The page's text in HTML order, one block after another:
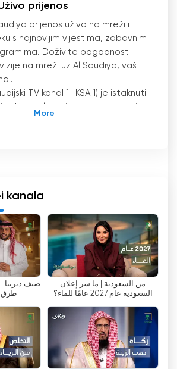
prijenos
prijenos uživo na mreži i
s najnovijim vijestima, zabavnim
Doživite pogodnost
na mreži uz Al Saudiya, vaš
TV kanal 1 i KSA 1) je istaknuti
i šire.
7. srpnja 1965., Al
na Bliskom istoku, u Europi i
pružajući gledateljima
programa. U početku je kanal
iz svojih studija u Rijadu i
1974. godine, uvođenje
u Jeddahu i Meki označilo je
za kanal.
aspekata Al Saudiye je
uživo, koja publici omogućuje
online. Ovaj tehnološki
kanala
صيف ديرتنا
طرق
من السعودية | ما سر إعلان
السعودية عام 2027 عامًا للماء؟